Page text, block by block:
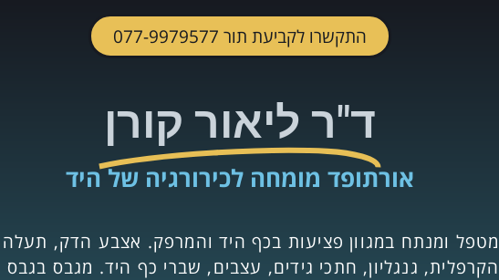
התקשרו לקביעת תור 077-9979577
ד"ר ליאור קורן
אורתופד מומחה לכירורגיה של היד
מטפל ומנתח במגוון פציעות בכף היד והמרפק. אצבע הדק, תעלה
הקרפלית, גנגליון, חתכי גידים, עצבים, שברי כף היד. מגבס בגבס